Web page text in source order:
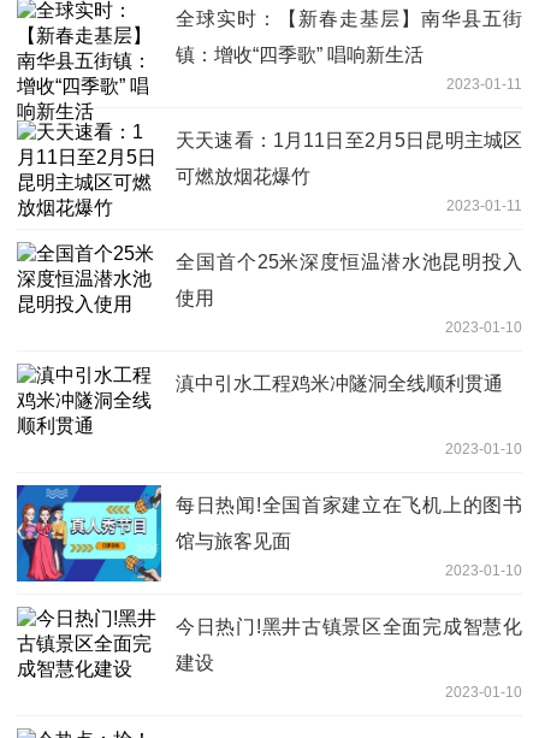
全球实时：【新春走基层】南华县五街
镇：增收“四季歌” 唱响新生活
2023-01-11
天天速看：1月11日至2月5日昆明主城区
可燃放烟花爆竹
2023-01-11
全国首个25米深度恒温潜水池昆明投入
使用
2023-01-10
滇中引水工程鸡米冲隧洞全线顺利贯通
2023-01-10
每日热闻!全国首家建立在飞机上的图书
馆与旅客见面
2023-01-10
今日热门!黑井古镇景区全面完成智慧化
建设
2023-01-10